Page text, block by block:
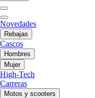
Novedades
Rebajas
Cascos
Hombres
Mujer
High-Tech
Carreras
Motos y scooters